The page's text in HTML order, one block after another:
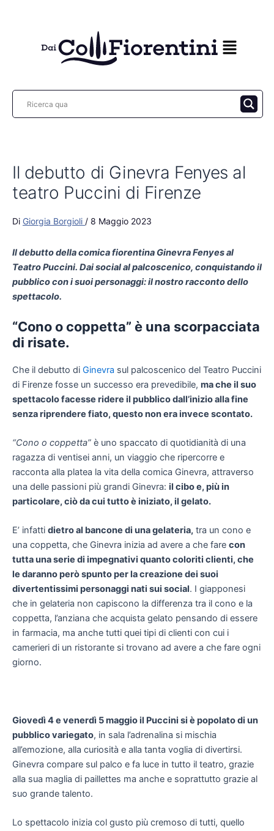
Il debutto di Ginevra Fenyes al
teatro Puccini di Firenze
Di Giorgia Borgioli / 8 Maggio 2023
Il debutto della comica fiorentina Ginevra Fenyes al
Teatro Puccini. Dai social al palcoscenico, conquistando il
pubblico con i suoi personaggi: il nostro racconto dello
spettacolo.
“Cono o coppetta” è una scorpacciata
di risate.
Che il debutto di Ginevra sul palcoscenico del Teatro Puccini
di Firenze fosse un successo era prevedibile, ma che il suo
spettacolo facesse ridere il pubblico dall’inizio alla fine
senza riprendere fiato, questo non era invece scontato.
“Cono o coppetta” è uno spaccato di quotidianità di una
ragazza di ventisei anni, un viaggio che ripercorre e
racconta alla platea la vita della comica Ginevra, attraverso
una delle passioni più grandi Ginevra: il cibo e, più in
particolare, ciò da cui tutto è iniziato, il gelato.
E’ infatti dietro al bancone di una gelateria, tra un cono e
una coppetta, che Ginevra inizia ad avere a che fare con
tutta una serie di impegnativi quanto coloriti clienti, che
le daranno peròspunto per la creazione dei suoi
divertentissimi personaggi nati sui social. I giapponesi
che in gelateria non capiscono la differenza tra il cono e la
coppetta, l’anziana che acquista gelato pensando di essere
in farmacia, ma anche tutti quei tipi di clienti con cui i
camerieri di un ristorante si trovano ad avere a che fare ogni
giorno.
Giovedì 4 e venerdì 5 maggio il Puccini si è popolato di un
pubblico variegato, in sala l’adrenalina si mischia
all’emozione, alla curiosità e alla tanta voglia di divertirsi.
Ginevra compare sul palco e fa luce in tutto il teatro, grazie
alla sua maglia di paillettes ma anche e soprattutto grazie al
suo grande talento.
Lo spettacolo inizia col gusto più cremoso di tutti, quello